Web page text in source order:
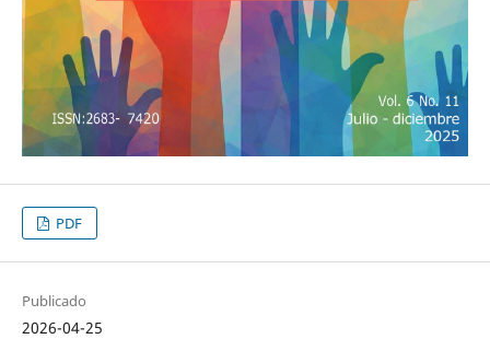
PDF
Publicado
2026-04-25